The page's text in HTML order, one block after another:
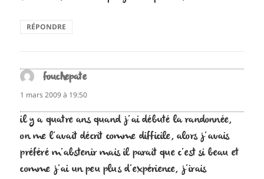
RÉPONDRE
fouchepatedit :
1 mars 2009 à 19:50
il y a quatre ans quand j’ai débuté la randonnée,
on me l’avait décrit comme difficile, alors j’avais
préféré m’abstenir mais il parait que c’est si beau et
comme j’ai un peu plus d’expérience, j’irais